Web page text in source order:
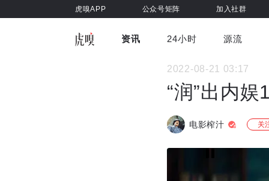
虎嗅APP 公众号矩阵 加入社群
资讯
车与出行
健康
24小时 源流
虎嗅视
2022-08-21 03:17
“润”出内
电影榨汁 关